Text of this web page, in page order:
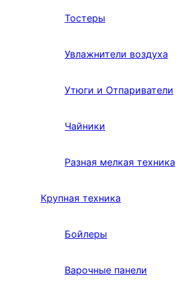
Тостеры
Увлажнители воздуха
Утюги и Отпариватели
Чайники
Разная мелкая техника
Крупная техника
Бойлеры
Варочные панели